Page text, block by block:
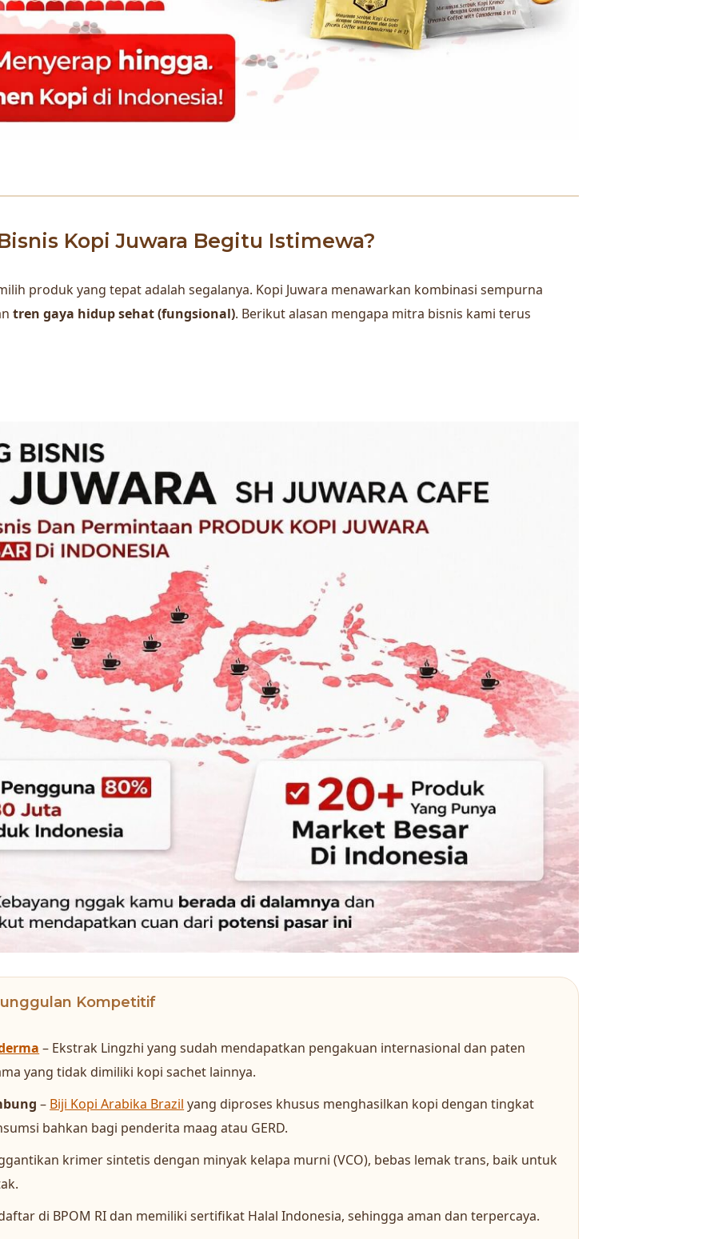
Kopi Juwara Begitu Istimewa?
produk yang tepat adalah segalanya. Kopi Juwara menawarkan kombinasi sempurna
tren gaya hidup sehat (fungsional). Berikut alasan mengapa mitra bisnis kami terus
Kompetitif
– Ekstrak Lingzhi yang sudah mendapatkan pengakuan internasional dan paten
yang tidak dimiliki kopi sachet lainnya.
– Biji Kopi Arabika Brazil yang diproses khusus menghasilkan kopi dengan tingkat
bahkan bagi penderita maag atau GERD.
krimer sintetis dengan minyak kelapa murni (VCO), bebas lemak trans, baik untuk
di BPOM RI dan memiliki sertifikat Halal Indonesia, sehingga aman dan terpercaya.